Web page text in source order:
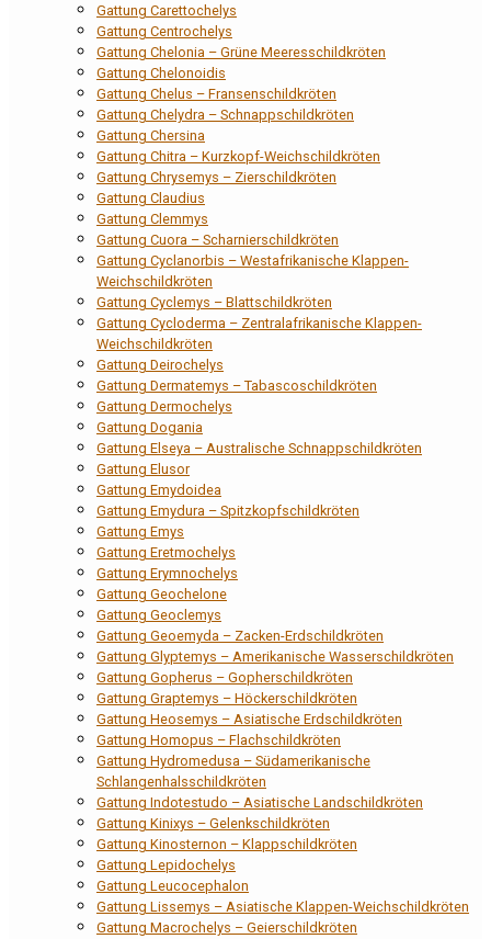
Gattung Carettochelys
Gattung Centrochelys
Gattung Chelonia – Grüne Meeresschildkröten
Gattung Chelonoidis
Gattung Chelus – Fransenschildkröten
Gattung Chelydra – Schnappschildkröten
Gattung Chersina
Gattung Chitra – Kurzkopf-Weichschildkröten
Gattung Chrysemys – Zierschildkröten
Gattung Claudius
Gattung Clemmys
Gattung Cuora – Scharnierschildkröten
Gattung Cyclanorbis – Westafrikanische Klappen-
Weichschildkröten
Gattung Cyclemys – Blattschildkröten
Gattung Cycloderma – Zentralafrikanische Klappen-
Weichschildkröten
Gattung Deirochelys
Gattung Dermatemys – Tabascoschildkröten
Gattung Dermochelys
Gattung Dogania
Gattung Elseya – Australische Schnappschildkröten
Gattung Elusor
Gattung Emydoidea
Gattung Emydura – Spitzkopfschildkröten
Gattung Emys
Gattung Eretmochelys
Gattung Erymnochelys
Gattung Geochelone
Gattung Geoclemys
Gattung Geoemyda – Zacken-Erdschildkröten
Gattung Glyptemys – Amerikanische Wasserschildkröten
Gattung Gopherus – Gopherschildkröten
Gattung Graptemys – Höckerschildkröten
Gattung Heosemys – Asiatische Erdschildkröten
Gattung Homopus – Flachschildkröten
Gattung Hydromedusa – Südamerikanische
Schlangenhalsschildkröten
Gattung Indotestudo – Asiatische Landschildkröten
Gattung Kinixys – Gelenkschildkröten
Gattung Kinosternon – Klappschildkröten
Gattung Lepidochelys
Gattung Leucocephalon
Gattung Lissemys – Asiatische Klappen-Weichschildkröten
Gattung Macrochelys – Geierschildkröten